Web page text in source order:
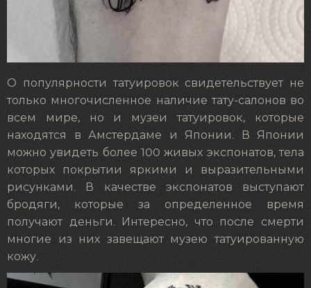
О популярности татуировок свидетельствует не
только многочисленное наличие тату-салонов во
всем мире, но и музеи татуировок, которые
находятся в Амстердаме и Японии. В Японии
можно увидеть более 100 живых экспонатов, тела
которых покрытии яркими и выразительными
рисунками. В качестве экспонатов выступают
бродяги, которые за определенное время
получают деньги. Интересно, что после смерти
многие из них завещают музею татуированную
кожу.